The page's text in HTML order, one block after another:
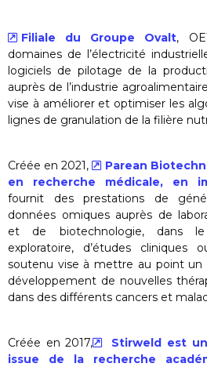
Filiale du Groupe Ovalt,
domaines de l’électricité
logiciels de pilotage de la
auprès de l’industrie
vise à améliorer et optimiser les
lignes de granulation de la filière
Créée en 2021,
Parean
en recherche médicale, en
fournit des prestations de
données omiques auprès de
et de biotechnologie, dans
exploratoire, d’études cliniques
soutenu vise à mettre au point
développement de nouvelles
dans des différents cancers et
Créée en 2017,
Stirweld est
issue de la recherche